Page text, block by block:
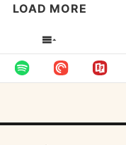
LOAD MORE
SHOW
EPISODES
LIST